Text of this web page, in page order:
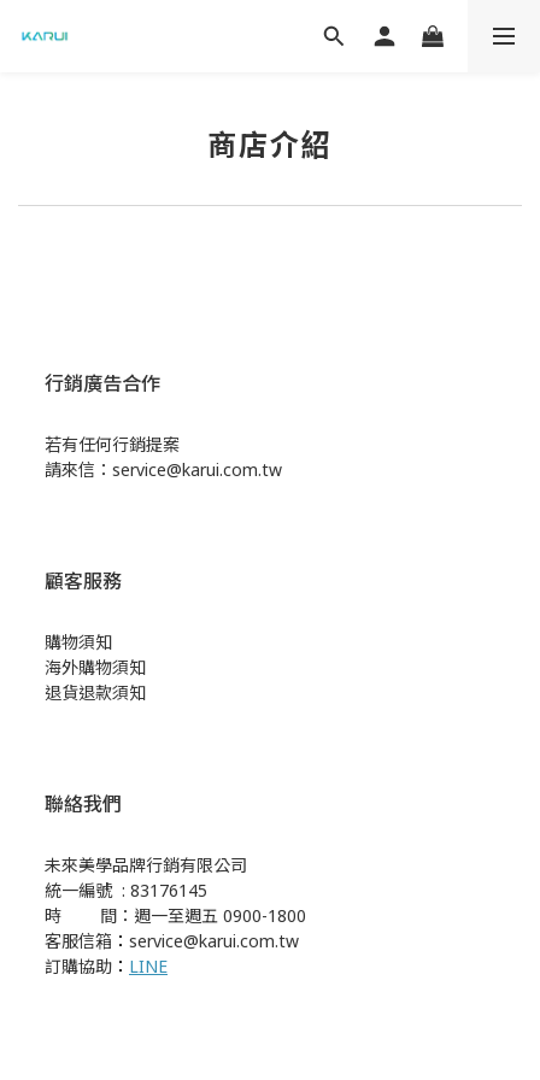
商店介紹
行銷廣告合作
若有任何行銷提案
請來信：service@karui.com.tw
顧客服務
購物須知
海外購物須知
退貨退款須知
聯絡我們
未來美學品牌行銷有限公司
統一編號 : 83176145
時 間：週一至週五 0900-1800
客服信箱 ： service@karui.com.tw
訂購協助 ： LINE